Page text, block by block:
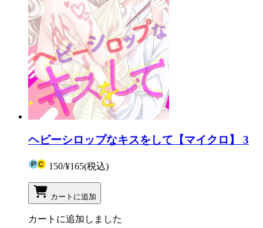
ヘビーシロップなキスをして【マイクロ】 3
150/¥165(税込)
カートに追加
カートに追加しました